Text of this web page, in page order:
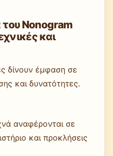
Nonogram
και
δίνουν έμφαση σε
και δυνατότητες.
αναφέρονται σε
και προκλήσεις